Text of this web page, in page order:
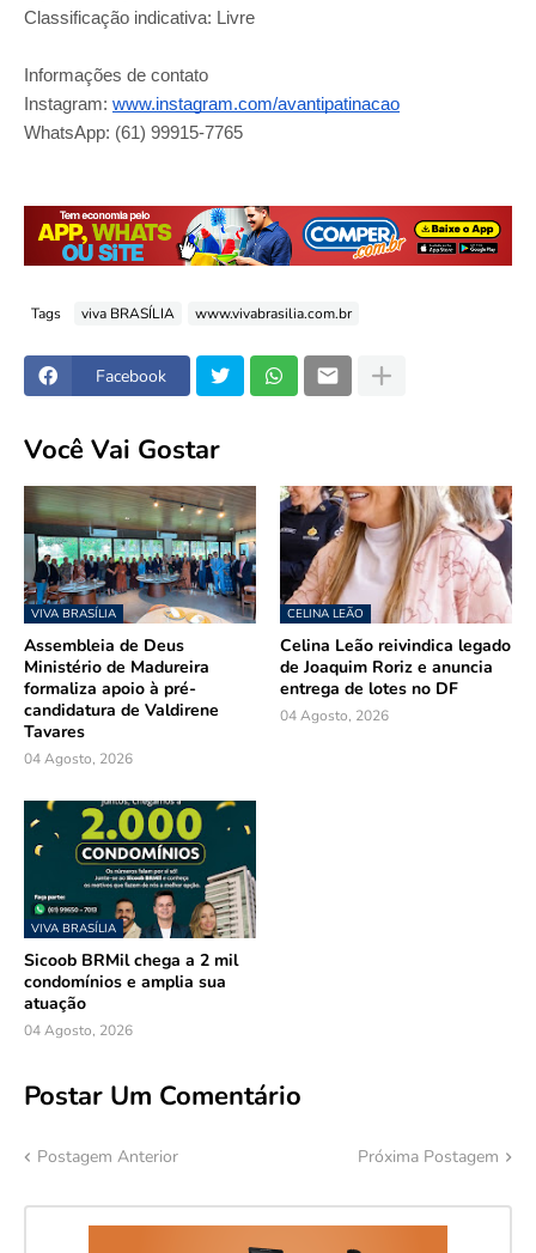
Classificação indicativa: Livre
Informações de contato
Instagram: www.instagram.com/avantipatinacao
WhatsApp: (61) 99915-7765
Tags viva BRASÍLIA www.vivabrasilia.com.br
Facebook
Você Vai Gostar
VIVA BRASÍLIA
Assembleia de Deus
Ministério de Madureira
formaliza apoio à pré-
candidatura de Valdirene
Tavares
04 Agosto, 2026
CELINA LEÃO
Celina Leão reivindica legado
de Joaquim Roriz e anuncia
entrega de lotes no DF
04 Agosto, 2026
VIVA BRASÍLIA
Sicoob BRMil chega a 2 mil
condomínios e amplia sua
atuação
04 Agosto, 2026
Postar Um Comentário
Postagem Anterior Próxima Postagem